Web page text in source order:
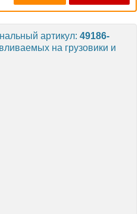
артикул: 49186-
на грузовики и